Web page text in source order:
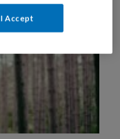
I Accept